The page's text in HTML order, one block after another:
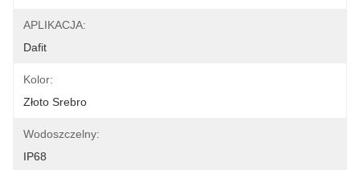
APLIKACJA:
Dafit
Kolor:
Złoto Srebro
Wodoszczelny:
IP68